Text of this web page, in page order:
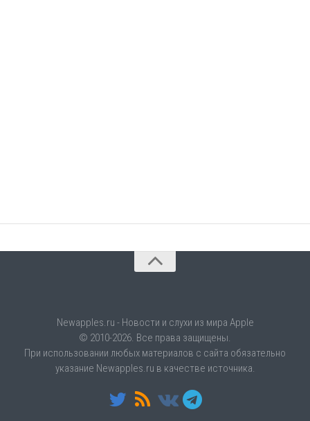
Newapples.ru - Новости и слухи из мира Apple
© 2010-2026. Все права защищены.
При использовании любых материалов с сайта обязательно
указание Newapples.ru в качестве источника.